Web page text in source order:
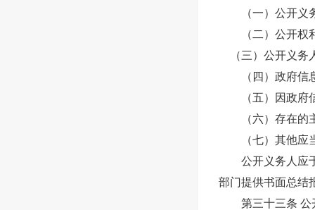
（一）公开义务
（二）公开权利
（三）公开义务
（四）政府信息
（五）因政府信
（六）存在的主
（七）其他应当
公开义务人应于
部门提供书面总结
第三十三条 公开